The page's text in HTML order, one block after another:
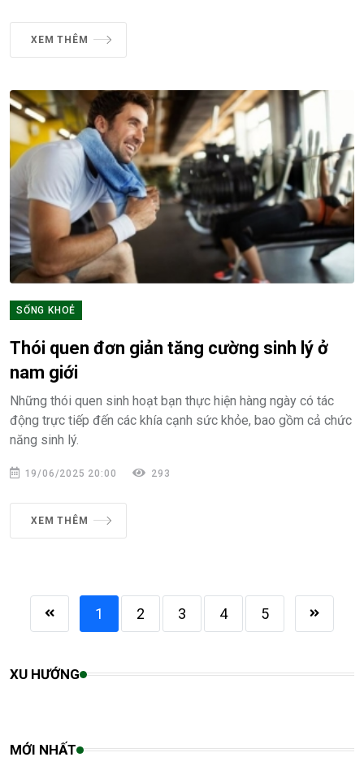
XEM THÊM
SỐNG KHOẺ
Thói quen đơn giản tăng cường sinh lý ở
nam giới
Những thói quen sinh hoạt bạn thực hiện hàng ngày có tác
động trực tiếp đến các khía cạnh sức khỏe, bao gồm cả chức
năng sinh lý.
19/06/2025 20:00 293
XEM THÊM
1 2 3 4 5
XU HƯỚNG
MỚI NHẤT